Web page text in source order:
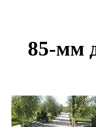
85-мм